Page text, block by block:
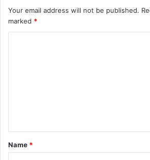
Your email address will not be published.
marked *
Name *